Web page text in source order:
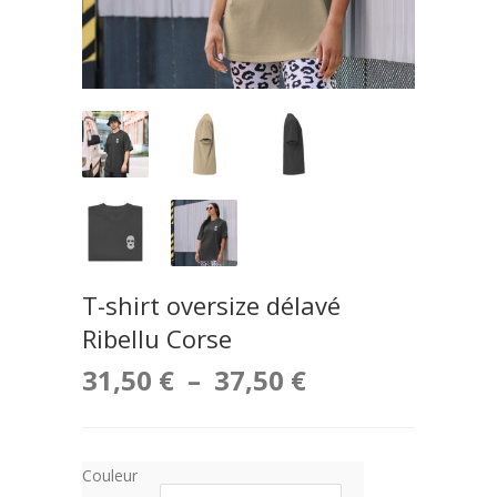
T-shirt oversize délavé
Ribellu Corse
31,50 € – 37,50 €Plage
prix :
Couleur